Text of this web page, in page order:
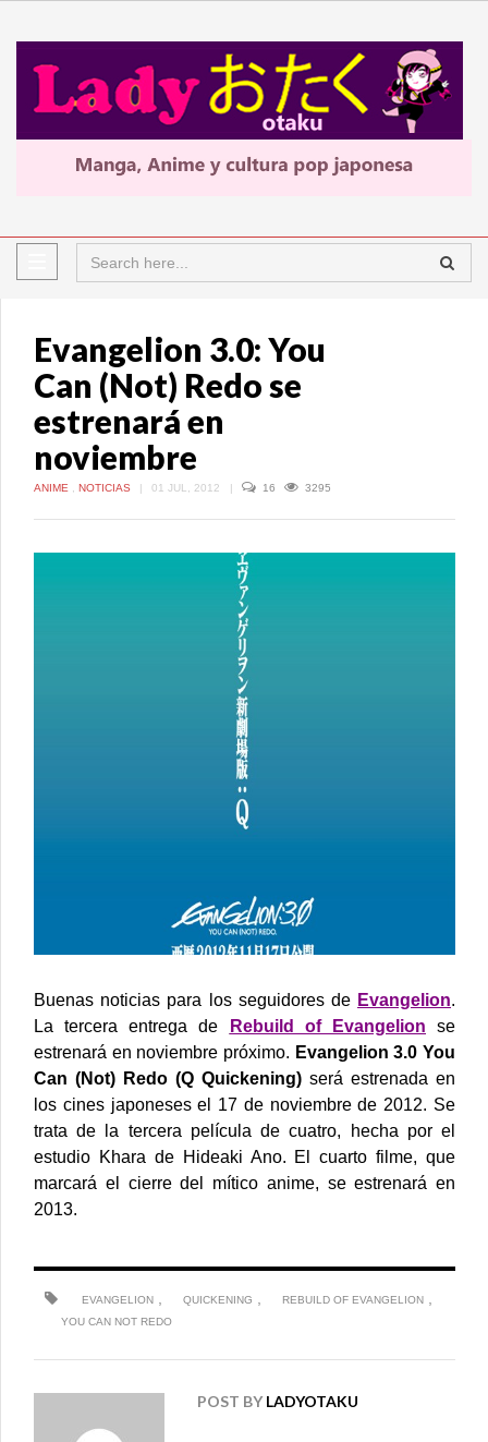
Evangelion 3.0: You
Can (Not) Redo se
estrenará en
noviembre
ANIME , NOTICIAS | 01 JUL, 2012 | 16 3295
Buenas noticias para los seguidores de Evangelion.
La tercera entrega de
Rebuild of Evangelion se
estrenará en noviembre próximo. Evangelion 3.0 You
Can (Not) Redo (Q Quickening) será estrenada en
los cines japoneses el 17 de noviembre de 2012. Se
trata de la tercera película de cuatro, hecha por el
estudio Khara de Hideaki Ano. El cuarto filme, que
marcará el cierre del mítico anime, se estrenará en
2013.
EVANGELION QUICKENING REBUILD OF EVANGELION
YOU CAN NOT REDO
POST BY LADYOTAKU